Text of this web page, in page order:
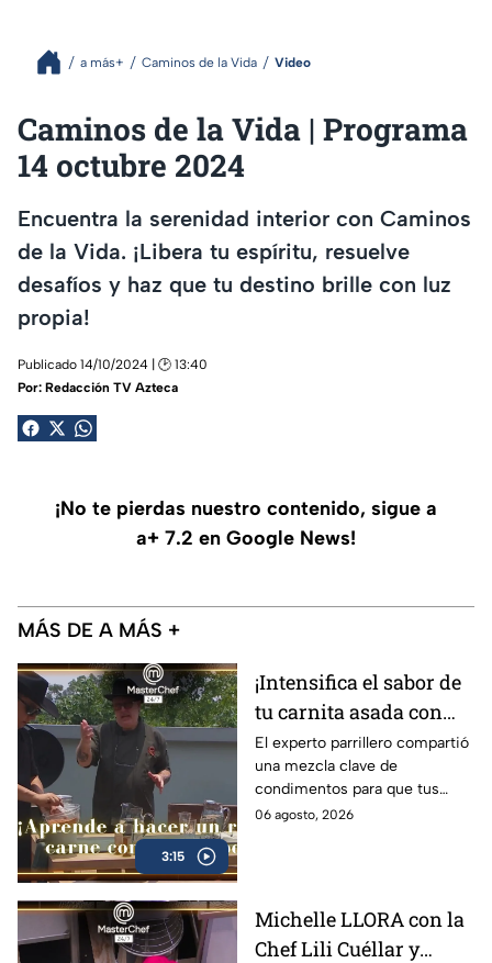
a más+ Caminos de la Vida Video
Caminos de la Vida | Programa
14 octubre 2024
Encuentra la serenidad interior con Caminos
de la Vida. ¡Libera tu espíritu, resuelve
desafíos y haz que tu destino brille con luz
propia!
Publicado 14/10/2024 | 🕑 13:40
Por: Redacción TV Azteca
¡No te pierdas nuestro contenido, sigue a
a+ 7.2 en Google News!
MÁS DE A MÁS +
3:15
¡Intensifica el sabor de
tu carnita asada con
esta receta de rub
clásico del Chef Luis
Rivas! (VIDEO)
El experto parrillero compartió
una mezcla clave de
condimentos para que tus
cortes tengan una costra de
06 agosto, 2026
Michelle LLORA con la
Chef Lili Cuéllar y